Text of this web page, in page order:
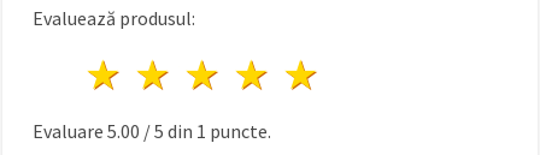
Evaluează produsul:
4 stele
3 stele
2 stele
1 stea
Evaluare 5.00 /5 din 1 puncte.